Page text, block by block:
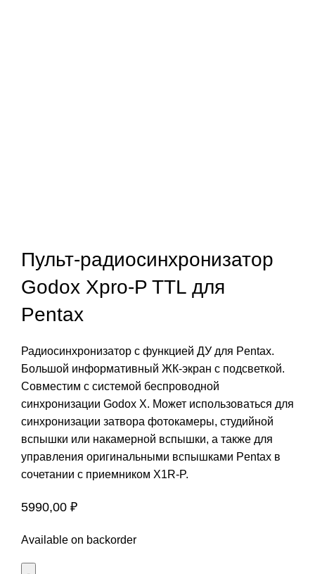
Пульт-радиосинхронизатор
Godox Xpro-P TTL для
Pentax
Радиосинхронизатор с функцией ДУ для Pentax.
Большой информативный ЖК-экран с подсветкой.
Совместим с системой беспроводной
синхронизации Godox X. Может использоваться для
синхронизации затвора фотокамеры, студийной
вспышки или накамерной вспышки, а также для
управления оригинальными вспышками Pentax в
сочетании с приемником X1R-P.
5990,00 ₽
Available on backorder